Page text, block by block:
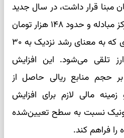
هزار تومان مبنا قرار داشت، در سال جدید
این نرخ به سطح حواله مرکز مبادله و حدود ۱۴۸ هزار تومان
افزایش یافته است؛ تغییری که به معنای رشد نزدیک به ۳۰
تلقی می‌شود. این افزایش
حجم منابع ریالی حاصل از
مالی لازم برای افزایش
نسبت به سطح تعیین‌شده
فراهم کند.